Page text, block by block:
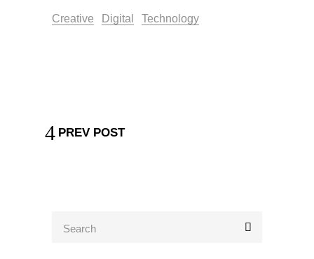
Creative Digital Technology
PREV POST
for: